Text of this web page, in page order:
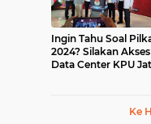
Ingin Tahu Soal
2024? Silakan Akses
Data Center KPU
Ke